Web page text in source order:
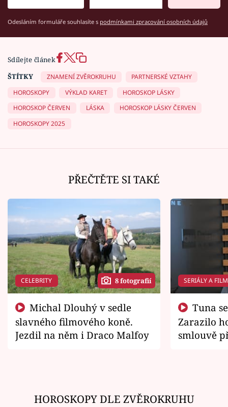
Odesláním formuláře souhlasíte s podmínkami zpracování osobních údajů
Sdílejte článek
ŠTÍTKY
ZNAMENÍ ZVĚROKRUHU
PARTNERSKÉ VZTAHY
HOROSKOPY
VÝKLAD KARET
HOROSKOP LÁSKY
HOROSKOP ČERVEN
LÁSKA
HOROSKOP LÁSKY ČERVEN
HOROSKOPY 2025
PŘEČTĚTE SI TAKÉ
CELEBRITY 8 fotografií
slavného filmového koně.
Jezdil na něm i Draco Malfoy
SERIÁLY A
Zarazilo
smlouvě
HOROSKOPY DLE ZVĚROKRUHU